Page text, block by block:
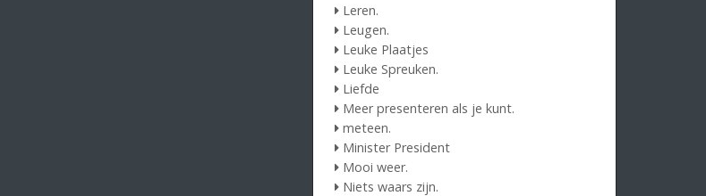
Leren.
Leugen.
Leuke Plaatjes
Leuke Spreuken.
Liefde
Meer presenteren als je kunt.
meteen.
Minister President
Mooi weer.
Niets waars zijn.